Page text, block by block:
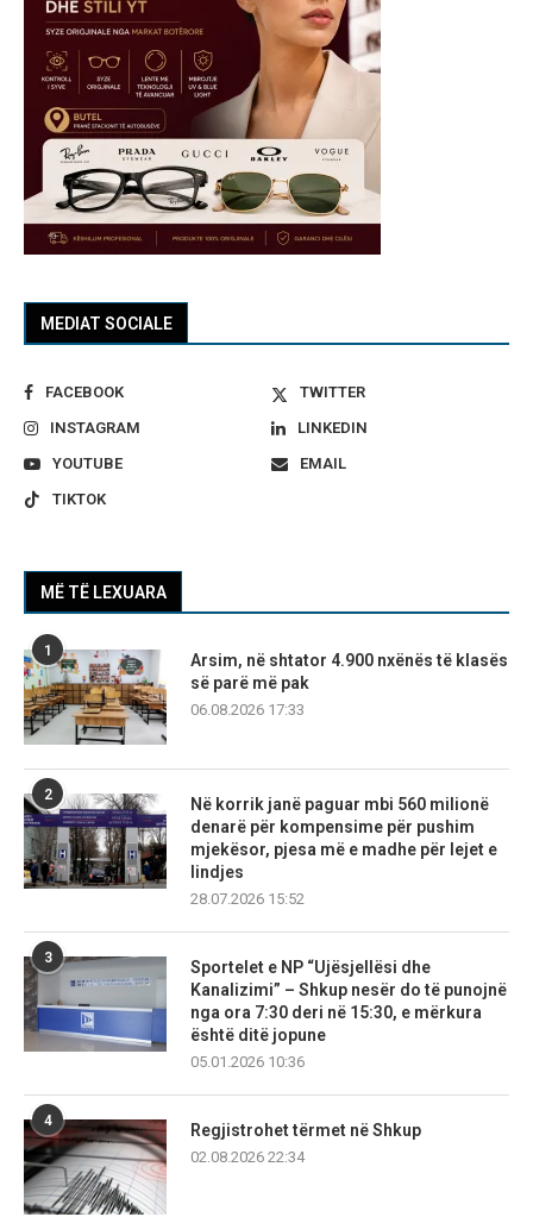
MEDIAT SOCIALE
FACEBOOK
TWITTER
INSTAGRAM
LINKEDIN
YOUTUBE
EMAIL
TIKTOK
MË TË LEXUARA
1
Arsim, në shtator 4.900 nxënës të klasës
së parë më pak
06.08.2026 17:33
2
Në korrik janë paguar mbi 560 milionë
denarë për kompensime për pushim
mjekësor, pjesa më e madhe për lejet e
lindjes
28.07.2026 15:52
3
Sportelet e NP “Ujësjellësi dhe
Kanalizimi” – Shkup nesër do të punojnë
nga ora 7:30 deri në 15:30, e mërkura
është ditë jopune
05.01.2026 10:36
4
Regjistrohet tërmet në Shkup
02.08.2026 22:34